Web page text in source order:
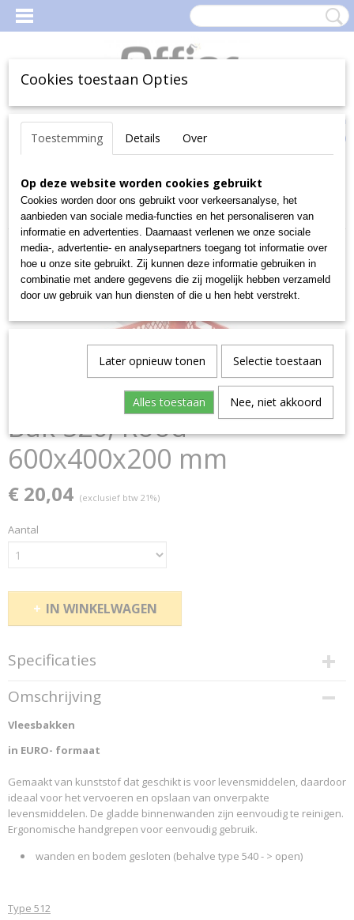
Inloggen Registreren
Uw Winkelwagen
(0)
Home >Magazijn>MagazijnBakken en -Boxen>
Magazijnbakken>Euro-fix-bakken>Vleesbakken>Bak 520,
Rood 600x400x200 mm
Bak 520, Rood
600x400x200 mm
€ 20,04 (exclusief btw 21%)
Aantal
IN WINKELWAGEN
Specificaties
Productcode
150921
Productcode leverancier
Omschrijving
Vleesbakken
in EURO- formaat
Gemaakt van kunststof dat geschikt is voor levensmiddelen, daardoor
ideaal voor het vervoeren en opslaan van onverpakte
levensmiddelen. De gladde binnenwanden zijn eenvoudig te reinigen.
Ergonomische handgrepen voor eenvoudig gebruik.
wanden en bodem gesloten (behalve type 540 - > open)
Type 512
Cookies toestaan Opties
Toestemming Details Over
Op deze website worden cookies gebruikt
Cookies worden door ons gebruikt voor verkeersanalyse, het
aanbieden van sociale media-functies en het personaliseren van
informatie en advertenties. Daarnaast verlenen we onze sociale
media-, advertentie- en analysepartners toegang tot informatie over
hoe u onze site gebruikt. Zij kunnen deze informatie gebruiken in
combinatie met andere gegevens die zij mogelijk hebben verzameld
door uw gebruik van hun diensten of die u hen hebt verstrekt.
Later opnieuw tonen Selectie toestaan
Alles toestaan Nee, niet akkoord